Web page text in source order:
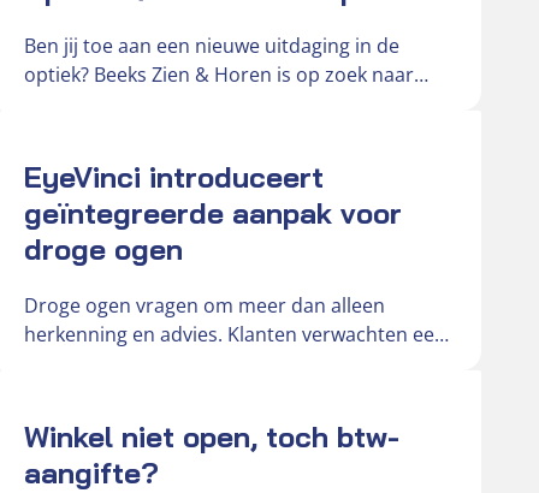
Ben jij toe aan een nieuwe uitdaging in de
optiek? Beeks Zien & Horen is op zoek naar
EyeVinci introduceert
geïntegreerde aanpak voor
droge ogen
Droge ogen vragen om meer dan alleen
herkenning en advies. Klanten verwachten een
Winkel niet open, toch btw-
aangifte?